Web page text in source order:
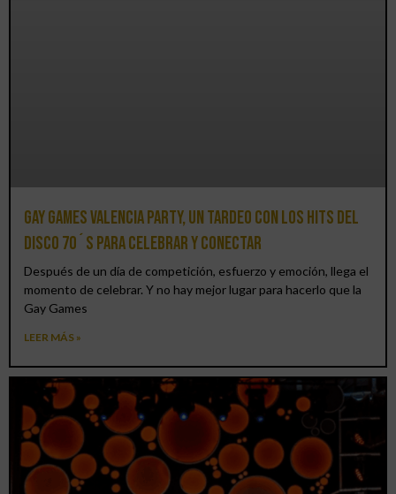
Gay Games Valencia Party, un tardeo con los hits del
DISCO 70´S para celebrar y conectar
Después de un día de competición, esfuerzo y emoción, llega el
momento de celebrar. Y no hay mejor lugar para hacerlo que la
Gay Games
LEER MÁS »